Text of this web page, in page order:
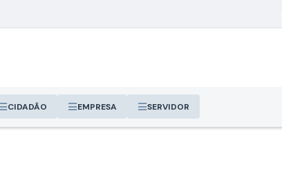
CIDADÃO EMPRESA SERVIDOR